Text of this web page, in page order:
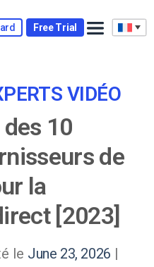
Free Trial
VIDÉO
10
de
la
[2023]
le June 23, 2026 |